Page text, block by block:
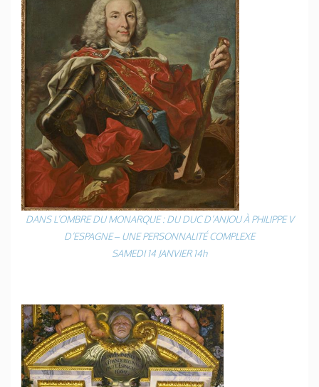
DANS L’OMBRE DU MONARQUE : DU DUC D’ANJOU À PHILIPPE V
D’ESPAGNE – UNE PERSONNALITÉ COMPLEXE
SAMEDI 14 JANVIER 14h